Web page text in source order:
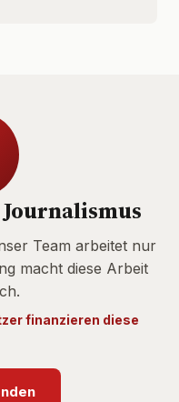
Team arbeitet nur
macht diese Arbeit
finanzieren diese